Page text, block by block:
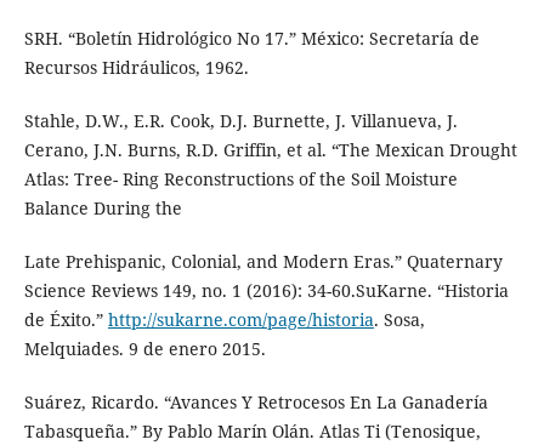
SRH. “Boletín Hidrológico No 17.” México: Secretaría de
Recursos Hidráulicos, 1962.
Stahle, D.W., E.R. Cook, D.J. Burnette, J. Villanueva, J.
Cerano, J.N. Burns, R.D. Griffin, et al. “The Mexican Drought
Atlas: Tree- Ring Reconstructions of the Soil Moisture
Balance During the
Late Prehispanic, Colonial, and Modern Eras.” Quaternary
Science Reviews 149, no. 1 (2016): 34-60.SuKarne. “Historia
de Éxito.” http://sukarne.com/page/historia. Sosa,
Melquiades. 9 de enero 2015.
Suárez, Ricardo. “Avances Y Retrocesos En La Ganadería
Tabasqueña.” By Pablo Marín Olán. Atlas Ti (Tenosique,